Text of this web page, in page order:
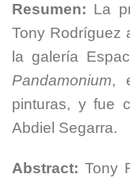
Resumen: La
Tony Rodríguez
la galería
Pandamonium,
pinturas, y fue
Abdiel Segarra.
Abstract: Tony